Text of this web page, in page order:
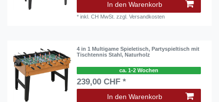
In den Warenkorb
*inkl. CH MwSt. zzgl.Versandkosten
4 in 1 Multigame Spieletisch, Partyspieltisch mit
Tischtennis Stahl, Naturholz
ca. 1-2 Wochen
239,00 CHF *
In den Warenkorb